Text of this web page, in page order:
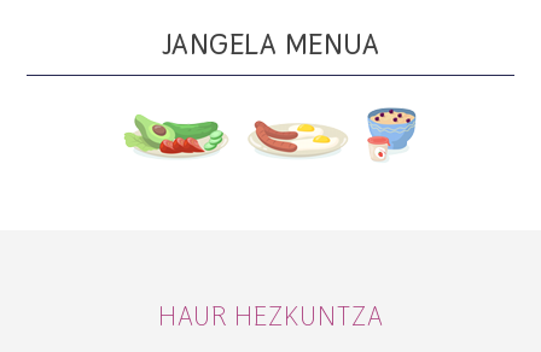
JANGELA MENUA
HAUR HEZKUNTZA